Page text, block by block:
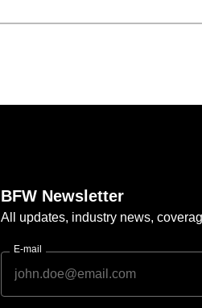
BFW Newsletter
All updates, industry news,
E-mail